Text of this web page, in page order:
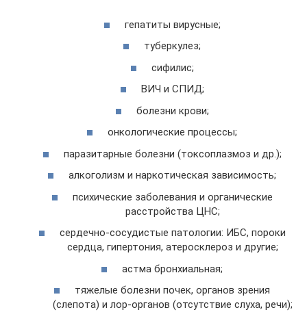
гепатиты вирусные;
туберкулез;
сифилис;
ВИЧ и СПИД;
болезни крови;
онкологические процессы;
паразитарные болезни (токсоплазмоз и др.);
алкоголизм и наркотическая зависимость;
психические заболевания и органические
расстройства ЦНС;
сердечно-сосудистые патологии: ИБС, пороки
сердца, гипертония, атеросклероз и другие;
астма бронхиальная;
тяжелые болезни почек, органов зрения
(слепота) и лор-органов (отсутствие слуха, речи);